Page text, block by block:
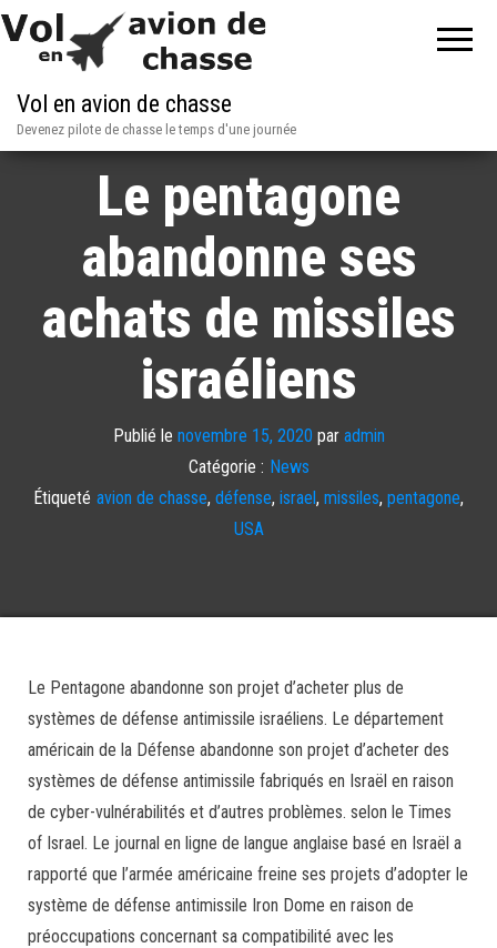
Vol en avion de chasse
Devenez pilote de chasse le temps d'une journée
Le pentagone
abandonne ses
achats de missiles
israéliens
Publié le novembre 15, 2020 par admin
Catégorie : News
Étiqueté avion de chasse, défense, israel, missiles, pentagone,
USA
Le Pentagone abandonne son projet d’acheter plus de
systèmes de défense antimissile israéliens. Le département
américain de la Défense abandonne son projet d’acheter des
systèmes de défense antimissile fabriqués en Israël en raison
de cyber-vulnérabilités et d’autres problèmes. selon le Times
of Israel. Le journal en ligne de langue anglaise basé en Israël a
rapporté que l’armée américaine freine ses projets d’adopter le
système de défense antimissile Iron Dome en raison de
préoccupations concernant sa compatibilité avec les